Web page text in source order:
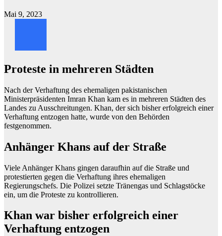
Mai 9, 2023
Proteste in mehreren Städten
Nach der Verhaftung des ehemaligen pakistanischen
Ministerpräsidenten Imran Khan kam es in mehreren Städten des
Landes zu Ausschreitungen. Khan, der sich bisher erfolgreich einer
Verhaftung entzogen hatte, wurde von den Behörden
festgenommen.
Anhänger Khans auf der Straße
Viele Anhänger Khans gingen daraufhin auf die Straße und
protestierten gegen die Verhaftung ihres ehemaligen
Regierungschefs. Die Polizei setzte Tränengas und Schlagstöcke
ein, um die Proteste zu kontrollieren.
Khan war bisher erfolgreich einer
Verhaftung entzogen